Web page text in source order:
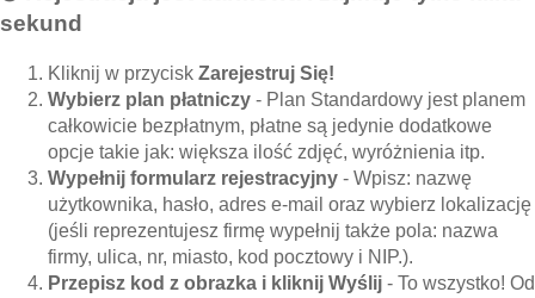
sekund
Kliknij w przycisk Zarejestruj Się!
Wybierz plan płatniczy - Plan Standardowy jest planem
całkowicie bezpłatnym, płatne są jedynie dodatkowe
opcje takie jak: większa ilość zdjęć, wyróżnienia itp.
Wypełnij formularz rejestracyjny - Wpisz: nazwę
użytkownika, hasło, adres e-mail oraz wybierz lokalizację
(jeśli reprezentujesz firmę wypełnij także pola: nazwa
firmy, ulica, nr, miasto, kod pocztowy i NIP.).
Przepisz kod z obrazka i kliknij Wyślij - To wszystko! Od